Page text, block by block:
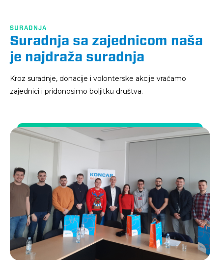
SURADNJA
Suradnja sa zajednicom naša
je najdraža suradnja
Kroz suradnje, donacije i volonterske akcije vraćamo
zajednici i pridonosimo boljitku društva.